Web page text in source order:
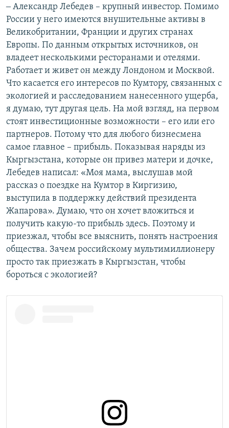
‒ Александр Лебедев – крупный инвестор. Помимо
России у него имеются внушительные активы в
Великобритании, Франции и других странах
Европы. По данным открытых источников, он
владеет несколькими ресторанами и отелями.
Работает и живет он между Лондоном и Москвой.
Что касается его интересов по Кумтору, связанных с
экологией и расследованием нанесенного ущерба,
я думаю, тут другая цель. На мой взгляд, на первом
стоят инвестиционные возможности – его или его
партнеров. Потому что для любого бизнесмена
самое главное – прибыль. Показывая наряды из
Кыргызстана, которые он привез матери и дочке,
Лебедев написал: «Моя мама, выслушав мой
рассказ о поездке на Кумтор в Киргизию,
выступила в поддержку действий президента
Жапарова». Думаю, что он хочет вложиться и
получить какую-то прибыль здесь. Поэтому и
приезжал, чтобы все выяснить, понять настроения
общества. Зачем российскому мультимиллионеру
просто так приезжать в Кыргызстан, чтобы
бороться с экологией?